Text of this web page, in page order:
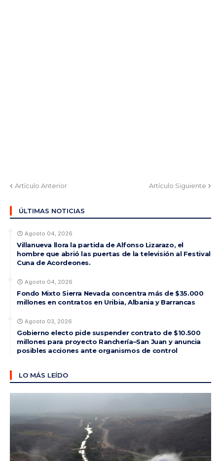
Artículo Anterior Artículo Siguiente
ÚLTIMAS NOTICIAS
Agosto 04, 2026
Villanueva llora la partida de Alfonso Lizarazo, el
hombre que abrió las puertas de la televisión al Festival
Cuna de Acordeones.
Agosto 04, 2026
Fondo Mixto Sierra Nevada concentra más de $35.000
millones en contratos en Uribia, Albania y Barrancas
Agosto 03, 2026
Gobierno electo pide suspender contrato de $10.500
millones para proyecto Ranchería–San Juan y anuncia
posibles acciones ante organismos de control
LO MÁS LEÍDO